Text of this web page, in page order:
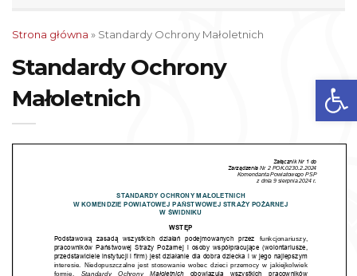
Strona główna » Standardy Ochrony Małoletnich
Standardy Ochrony
Małoletnich